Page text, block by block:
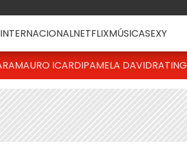
INTERNACIONALNETFLIXMÚSICASEXY
MAURO ICARDIPAMELA DAVIDRATING